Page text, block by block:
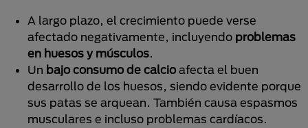
A largo plazo, el crecimiento puede verse
afectado negativamente, incluyendo problemas
en huesos y músculos.
Un bajo consumo de calcio afecta el buen
desarrollo de los huesos, siendo evidente porque
sus patas se arquean. También causa espasmos
musculares e incluso problemas cardíacos.